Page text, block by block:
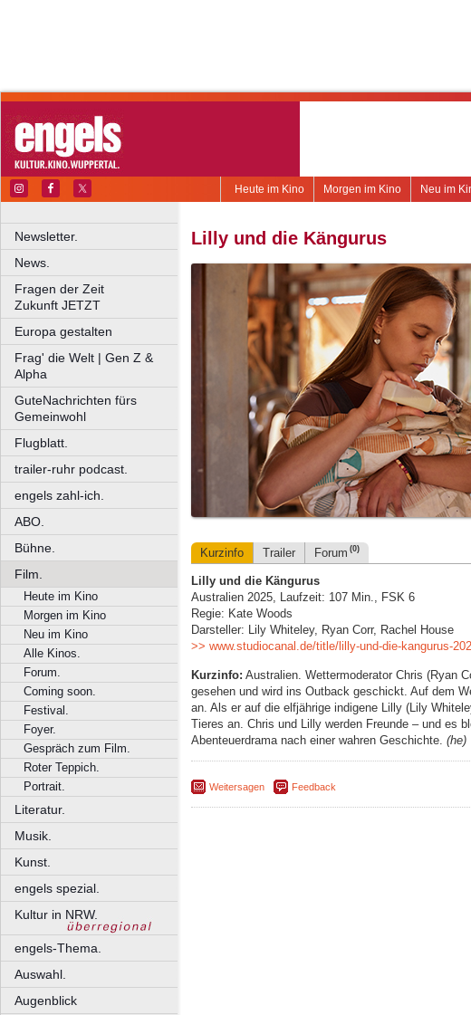
Neu im
Morgen im Kino
Heute im Kino
Newsletter.
News.
Fragen der Zeit
Zukunft JETZT
Europa gestalten
Frag' die Welt | Gen Z &
Alpha
GuteNachrichten fürs
Gemeinwohl
Flugblatt.
trailer-ruhr podcast.
engels zahl-ich.
ABO.
Bühne.
Film.
Heute im Kino
Morgen im Kino
Neu im Kino
Alle Kinos.
Forum.
Coming soon.
Festival.
Foyer.
Gespräch zum Film.
Roter Teppich.
Portrait.
Literatur.
Musik.
Kunst.
engels spezial.
Kultur in NRW.
engels-Thema.
Auswahl.
Augenblick
Lilly und die Kängurus
Kurzinfo Trailer Forum (0)
Lilly und die Kängurus
Australien 2025, Laufzeit: 107 Min., FSK 6
Regie: Kate Woods
Darsteller: Lily Whiteley, Ryan Corr, Rachel House
>> www.studiocanal.de/title/lilly-und-die-kangurus-
Kurzinfo: Australien. Wettermoderator Chris (Ryan
gesehen und wird ins Outback geschickt. Auf dem
an. Als er auf die elfjährige indigene Lilly (Lily
Tieres an. Chris und Lilly werden Freunde – und es
Abenteuerdrama nach einer wahren Geschichte. (he)
Weitersagen Feedback